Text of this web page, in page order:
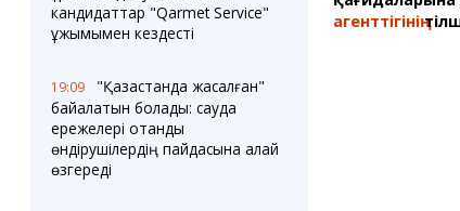
кандидаттар "Qarmet Service"
ұжымымен кездесті
19:09
"Қазақстанда жасалған"
байқалатын болады: сауда
ережелері отандық
өндірушілердің пайдасына қалай
өзгереді
агенттігінің